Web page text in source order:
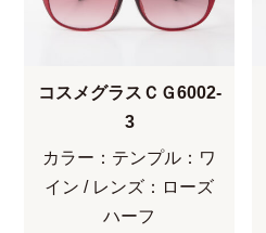
コスメグラスＣＧ6002-
3
カラー：テンプル：ワ
イン / レンズ：ローズ
ハーフ